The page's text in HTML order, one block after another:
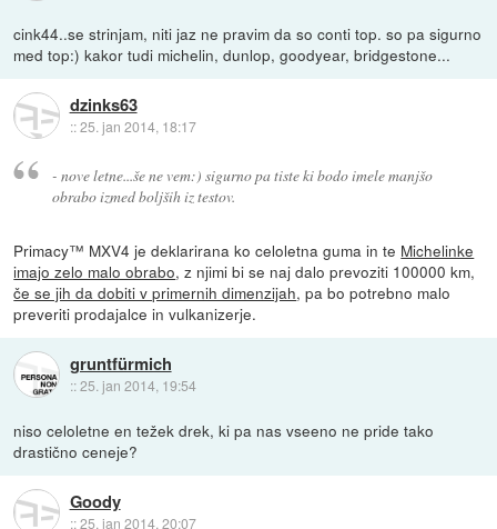
cink44..se strinjam, niti jaz ne pravim da so conti top. so pa sigurno
med top:) kakor tudi michelin, dunlop, goodyear, bridgestone...
dzinks63
::25. jan 2014, 18:17
- nove letne...še ne vem:) sigurno pa tiste ki bodo imele manjšo
obrabo izmed boljših iz testov.
Primacy™ MXV4 je deklarirana ko celoletna guma in te Michelinke
imajo zelo malo obrabo, z njimi bi se naj dalo prevoziti 100000 km,
če se jih da dobiti v primernih dimenzijah, pa bo potrebno malo
preveriti prodajalce in vulkanizerje.
gruntfürmich
::25. jan 2014, 19:54
niso celoletne en težek drek, ki pa nas vseeno ne pride tako
drastično ceneje?
Goody
::25. jan 2014, 20:07